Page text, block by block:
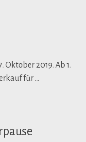
Oktober 2019. Ab 1.
für …